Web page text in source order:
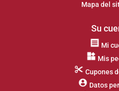
Mapa del
Su
Mi
Mis
Cupones
Datos